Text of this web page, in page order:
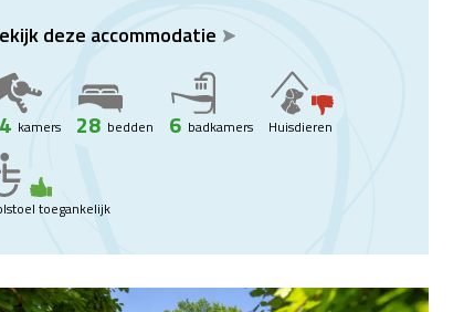
deze accommodatie
kamers 28 bedden 6 badkamers Huisdieren
toegankelijk